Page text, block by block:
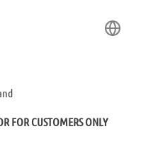
FOR CUSTOMERS ONLY